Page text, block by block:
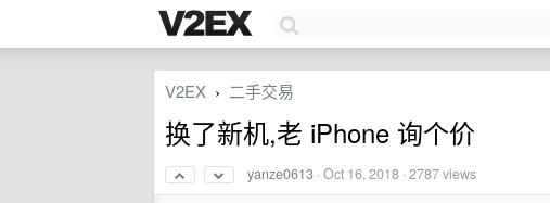
V2EX › 二手交易
换了新机,老 iPhone 询个价
yanze0613 ·Oct 16, 2018 · 2787 views